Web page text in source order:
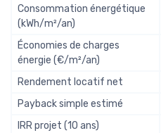
Consommation énergétique
(kWh/m²/an)
Économies de charges
énergie (€/m²/an)
Rendement locatif net
Payback simple estimé
IRR projet (10 ans)